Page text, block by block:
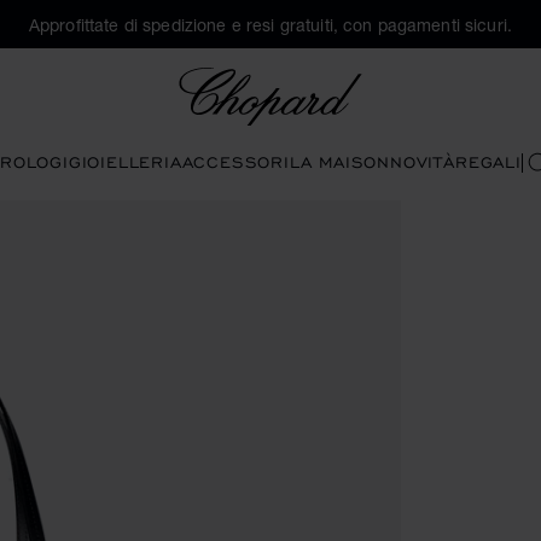
Approfittate di spedizione e resi gratuiti, con pagamenti sicuri.
GIOIELLERIAACCESSORILA MAISONNOVITÀREGALI